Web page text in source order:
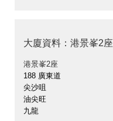
大廈資料：港景峯2座
港景峯2座
188 廣東道
尖沙咀
油尖旺
九龍